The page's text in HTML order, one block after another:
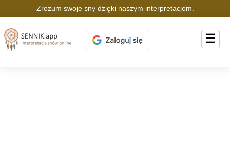
Zrozum swoje sny dzięki naszym interpretacjom.
☰